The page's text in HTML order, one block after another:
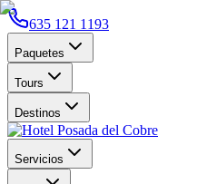
635 121 1193
Paquetes
Tours
Destinos
Servicios